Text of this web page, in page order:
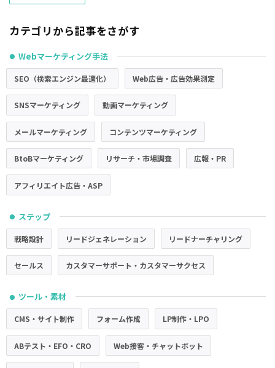
カテゴリから記事をさがす
● Webマーケティング手法
SEO（検索エンジン最適化） Web広告・広告効果測定
SNSマーケティング 動画マーケティング
メールマーケティング コンテンツマーケティング
BtoBマーケティング リサーチ・市場調査 広報・PR
アフィリエイト広告・ASP
● ステップ
戦略設計 リードジェネレーション リードナーチャリング
セールス カスタマーサポート・カスタマーサクセス
● ツール・素材
CMS・サイト制作 フォーム作成 LP制作・LPO
ABテスト・EFO・CRO Web接客・チャットボット